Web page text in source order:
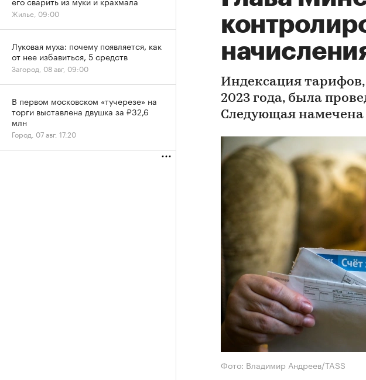
Индексация
2023 года, была
Следующая намечена
Фото: Владимир Андреев/TASS
Жилье, 09:00
Луковая муха: почему появляется, как
от нее избавиться, 5 средств
Загород, 08 авг, 09:00
В первом московском «тучерезе» на
торги выставлена двушка за ₽32,6
млн
Город, 07 авг, 17:20